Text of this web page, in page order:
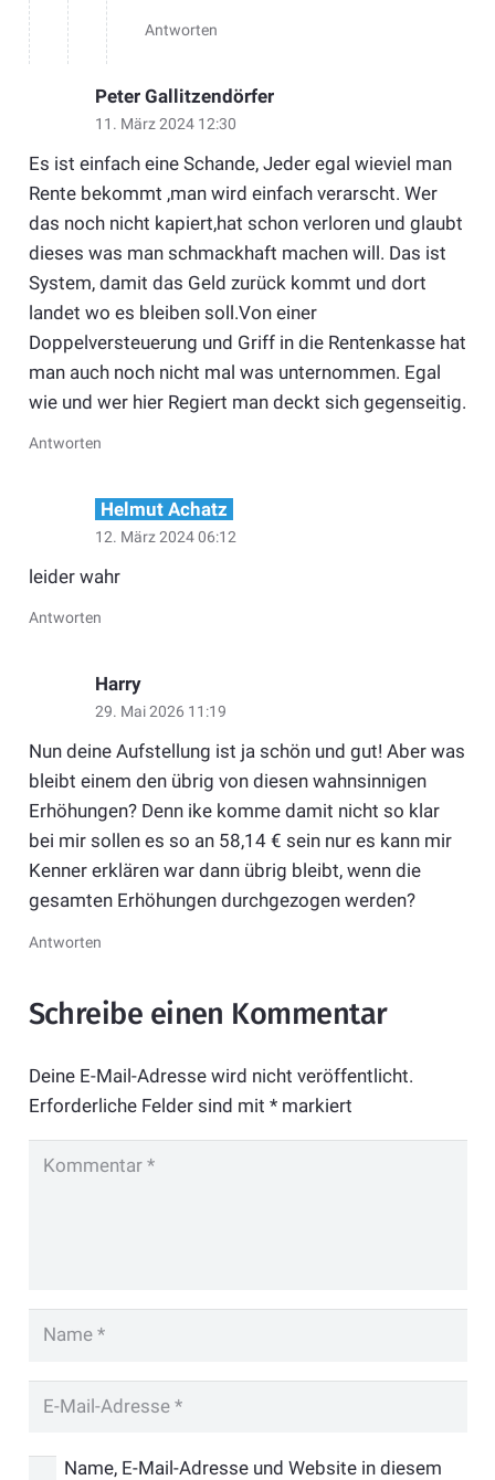
Antworten
Peter Gallitzendörfer
11. März 2024 12:30
Es ist einfach eine Schande, Jeder egal wieviel man
Rente bekommt ,man wird einfach verarscht. Wer
das noch nicht kapiert,hat schon verloren und glaubt
dieses was man schmackhaft machen will. Das ist
System, damit das Geld zurück kommt und dort
landet wo es bleiben soll.Von einer
Doppelversteuerung und Griff in die Rentenkasse hat
man auch noch nicht mal was unternommen. Egal
wie und wer hier Regiert man deckt sich gegenseitig.
Antworten
Helmut Achatz
12. März 2024 06:12
leider wahr
Antworten
Harry
29. Mai 2026 11:19
Nun deine Aufstellung ist ja schön und gut! Aber was
bleibt einem den übrig von diesen wahnsinnigen
Erhöhungen? Denn ike komme damit nicht so klar
bei mir sollen es so an 58,14 € sein nur es kann mir
Kenner erklären war dann übrig bleibt, wenn die
gesamten Erhöhungen durchgezogen werden?
Antworten
Schreibe einen Kommentar
Deine E-Mail-Adresse wird nicht veröffentlicht.
Erforderliche Felder sind mit *markiert
Name, E-Mail-Adresse und Website in diesem